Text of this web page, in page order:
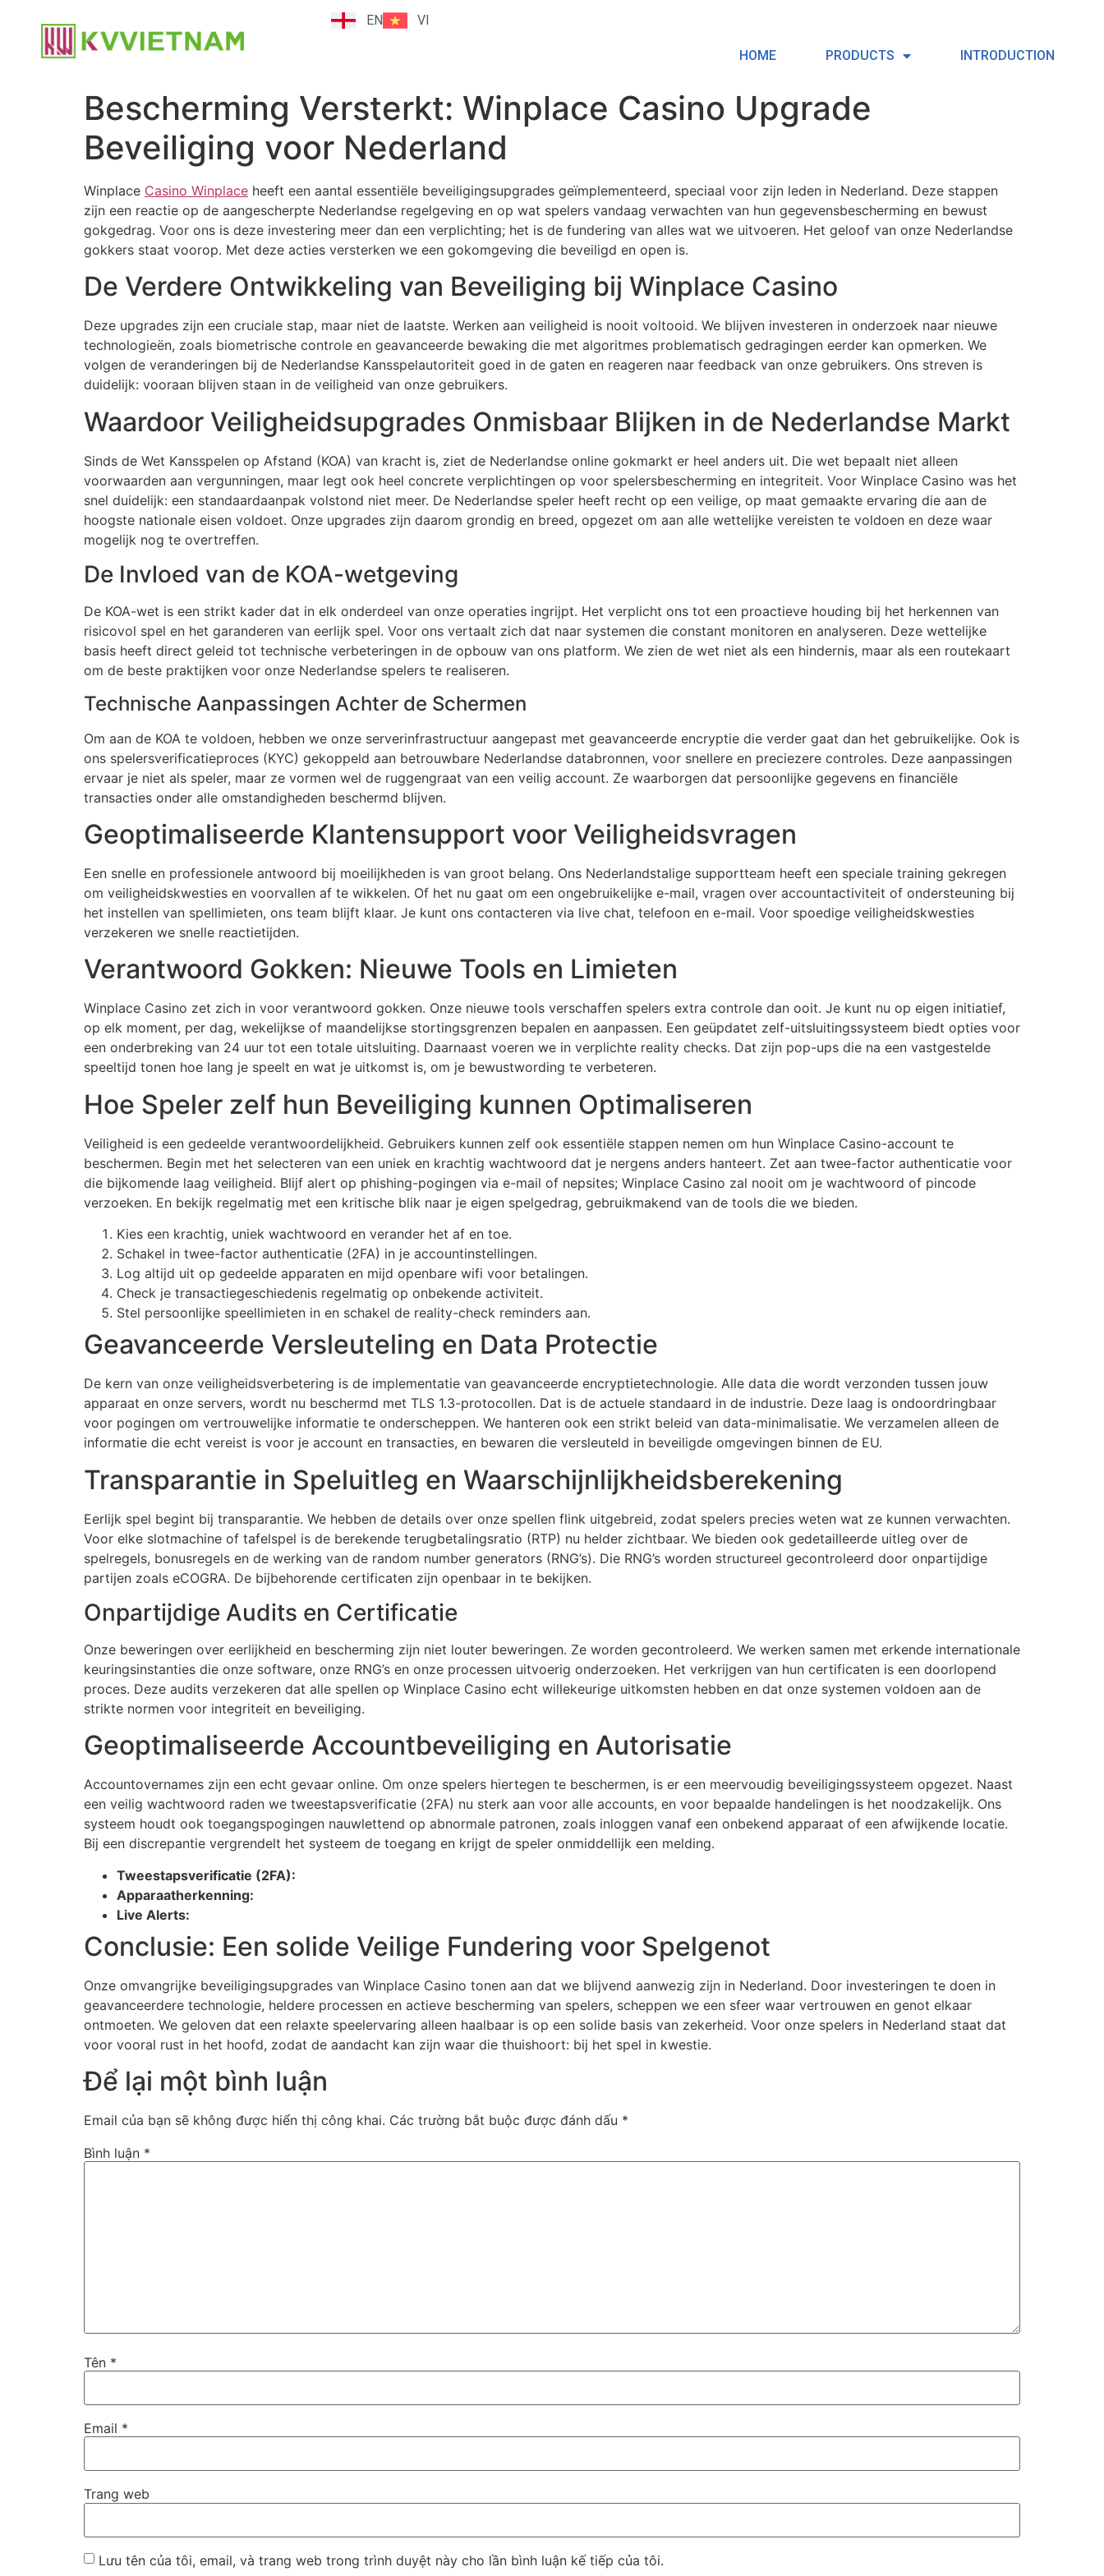
EN VI
HOME PRODUCTS INTRODUCTION
Bescherming Versterkt: Winplace Casino Upgrade
Beveiliging voor Nederland
Winplace Casino Winplace heeft een aantal essentiële beveiligingsupgrades geïmplementeerd, speciaal voor zijn leden in Nederland. Deze stappen
zijn een reactie op de aangescherpte Nederlandse regelgeving en op wat spelers vandaag verwachten van hun gegevensbescherming en bewust
gokgedrag. Voor ons is deze investering meer dan een verplichting; het is de fundering van alles wat we uitvoeren. Het geloof van onze Nederlandse
gokkers staat voorop. Met deze acties versterken we een gokomgeving die beveiligd en open is.
De Verdere Ontwikkeling van Beveiliging bij Winplace Casino
Deze upgrades zijn een cruciale stap, maar niet de laatste. Werken aan veiligheid is nooit voltooid. We blijven investeren in onderzoek naar nieuwe
technologieën, zoals biometrische controle en geavanceerde bewaking die met algoritmes problematisch gedragingen eerder kan opmerken. We
volgen de veranderingen bij de Nederlandse Kansspelautoriteit goed in de gaten en reageren naar feedback van onze gebruikers. Ons streven is
duidelijk: vooraan blijven staan in de veiligheid van onze gebruikers.
Waardoor Veiligheidsupgrades Onmisbaar Blijken in de Nederlandse Markt
Sinds de Wet Kansspelen op Afstand (KOA) van kracht is, ziet de Nederlandse online gokmarkt er heel anders uit. Die wet bepaalt niet alleen
voorwaarden aan vergunningen, maar legt ook heel concrete verplichtingen op voor spelersbescherming en integriteit. Voor Winplace Casino was het
snel duidelijk: een standaardaanpak volstond niet meer. De Nederlandse speler heeft recht op een veilige, op maat gemaakte ervaring die aan de
hoogste nationale eisen voldoet. Onze upgrades zijn daarom grondig en breed, opgezet om aan alle wettelijke vereisten te voldoen en deze waar
mogelijk nog te overtreffen.
De Invloed van de KOA-wetgeving
De KOA-wet is een strikt kader dat in elk onderdeel van onze operaties ingrijpt. Het verplicht ons tot een proactieve houding bij het herkennen van
risicovol spel en het garanderen van eerlijk spel. Voor ons vertaalt zich dat naar systemen die constant monitoren en analyseren. Deze wettelijke
basis heeft direct geleid tot technische verbeteringen in de opbouw van ons platform. We zien de wet niet als een hindernis, maar als een routekaart
om de beste praktijken voor onze Nederlandse spelers te realiseren.
Technische Aanpassingen Achter de Schermen
Om aan de KOA te voldoen, hebben we onze serverinfrastructuur aangepast met geavanceerde encryptie die verder gaat dan het gebruikelijke. Ook is
ons spelersverificatieproces (KYC) gekoppeld aan betrouwbare Nederlandse databronnen, voor snellere en preciezere controles. Deze aanpassingen
ervaar je niet als speler, maar ze vormen wel de ruggengraat van een veilig account. Ze waarborgen dat persoonlijke gegevens en financiële
transacties onder alle omstandigheden beschermd blijven.
Geoptimaliseerde Klantensupport voor Veiligheidsvragen
Een snelle en professionele antwoord bij moeilijkheden is van groot belang. Ons Nederlandstalige supportteam heeft een speciale training gekregen
om veiligheidskwesties en voorvallen af te wikkelen. Of het nu gaat om een ongebruikelijke e-mail, vragen over accountactiviteit of ondersteuning bij
het instellen van spellimieten, ons team blijft klaar. Je kunt ons contacteren via live chat, telefoon en e-mail. Voor spoedige veiligheidskwesties
verzekeren we snelle reactietijden.
Verantwoord Gokken: Nieuwe Tools en Limieten
Winplace Casino zet zich in voor verantwoord gokken. Onze nieuwe tools verschaffen spelers extra controle dan ooit. Je kunt nu op eigen initiatief,
op elk moment, per dag, wekelijkse of maandelijkse stortingsgrenzen bepalen en aanpassen. Een geüpdatet zelf-uitsluitingssysteem biedt opties voor
een onderbreking van 24 uur tot een totale uitsluiting. Daarnaast voeren we in verplichte reality checks. Dat zijn pop-ups die na een vastgestelde
speeltijd tonen hoe lang je speelt en wat je uitkomst is, om je bewustwording te verbeteren.
Hoe Speler zelf hun Beveiliging kunnen Optimaliseren
Veiligheid is een gedeelde verantwoordelijkheid. Gebruikers kunnen zelf ook essentiële stappen nemen om hun Winplace Casino-account te
beschermen. Begin met het selecteren van een uniek en krachtig wachtwoord dat je nergens anders hanteert. Zet aan twee-factor authenticatie voor
die bijkomende laag veiligheid. Blijf alert op phishing-pogingen via e-mail of nepsites; Winplace Casino zal nooit om je wachtwoord of pincode
verzoeken. En bekijk regelmatig met een kritische blik naar je eigen spelgedrag, gebruikmakend van de tools die we bieden.
Kies een krachtig, uniek wachtwoord en verander het af en toe.
Schakel in twee-factor authenticatie (2FA) in je accountinstellingen.
Log altijd uit op gedeelde apparaten en mijd openbare wifi voor betalingen.
Check je transactiegeschiedenis regelmatig op onbekende activiteit.
Stel persoonlijke speellimieten in en schakel de reality-check reminders aan.
Geavanceerde Versleuteling en Data Protectie
De kern van onze veiligheidsverbetering is de implementatie van geavanceerde encryptietechnologie. Alle data die wordt verzonden tussen jouw
apparaat en onze servers, wordt nu beschermd met TLS 1.3-protocollen. Dat is de actuele standaard in de industrie. Deze laag is ondoordringbaar
voor pogingen om vertrouwelijke informatie te onderscheppen. We hanteren ook een strikt beleid van data-minimalisatie. We verzamelen alleen de
informatie die echt vereist is voor je account en transacties, en bewaren die versleuteld in beveiligde omgevingen binnen de EU.
Transparantie in Speluitleg en Waarschijnlijkheidsberekening
Eerlijk spel begint bij transparantie. We hebben de details over onze spellen flink uitgebreid, zodat spelers precies weten wat ze kunnen verwachten.
Voor elke slotmachine of tafelspel is de berekende terugbetalingsratio (RTP) nu helder zichtbaar. We bieden ook gedetailleerde uitleg over de
spelregels, bonusregels en de werking van de random number generators (RNG’s). Die RNG’s worden structureel gecontroleerd door onpartijdige
partijen zoals eCOGRA. De bijbehorende certificaten zijn openbaar in te bekijken.
Onpartijdige Audits en Certificatie
Onze beweringen over eerlijkheid en bescherming zijn niet louter beweringen. Ze worden gecontroleerd. We werken samen met erkende internationale
keuringsinstanties die onze software, onze RNG’s en onze processen uitvoerig onderzoeken. Het verkrijgen van hun certificaten is een doorlopend
proces. Deze audits verzekeren dat alle spellen op Winplace Casino echt willekeurige uitkomsten hebben en dat onze systemen voldoen aan de
strikte normen voor integriteit en beveiliging.
Geoptimaliseerde Accountbeveiliging en Autorisatie
Accountovernames zijn een echt gevaar online. Om onze spelers hiertegen te beschermen, is er een meervoudig beveiligingssysteem opgezet. Naast
een veilig wachtwoord raden we tweestapsverificatie (2FA) nu sterk aan voor alle accounts, en voor bepaalde handelingen is het noodzakelijk. Ons
systeem houdt ook toegangspogingen nauwlettend op abnormale patronen, zoals inloggen vanaf een onbekend apparaat of een afwijkende locatie.
Bij een discrepantie vergrendelt het systeem de toegang en krijgt de speler onmiddellijk een melding.
Tweestapsverificatie (2FA):
Apparaatherkenning:
Live Alerts:
Conclusie: Een solide Veilige Fundering voor Spelgenot
Onze omvangrijke beveiligingsupgrades van Winplace Casino tonen aan dat we blijvend aanwezig zijn in Nederland. Door investeringen te doen in
geavanceerdere technologie, heldere processen en actieve bescherming van spelers, scheppen we een sfeer waar vertrouwen en genot elkaar
ontmoeten. We geloven dat een relaxte speelervaring alleen haalbaar is op een solide basis van zekerheid. Voor onze spelers in Nederland staat dat
voor vooral rust in het hoofd, zodat de aandacht kan zijn waar die thuishoort: bij het spel in kwestie.
Để lại một bình luận
Email của bạn sẽ không được hiển thị công khai. Các trường bắt buộc được đánh dấu *
Bình luận *
Tên *
Email *
Trang web
Lưu tên của tôi, email, và trang web trong trình duyệt này cho lần bình luận kế tiếp của tôi.